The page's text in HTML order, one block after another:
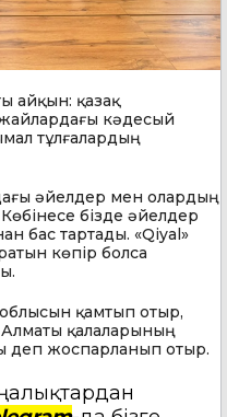
айқын: қазақ
кәдесый
тұлғалардың
әйелдер мен олардың
бізде әйелдер
бас тартады. «Qiyal»
көпір болса
қамтып отыр,
қалаларының
деп жоспарланып отыр.